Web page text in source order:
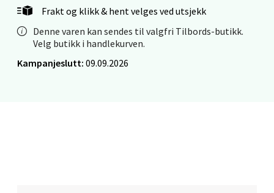
Frakt og klikk & hent velges ved utsjekk
Denne varen kan sendes til valgfri Tilbords-butikk.
Velg butikk i handlekurven.
Kampanjeslutt: 09.09.2026
Torget 1, 6413 Molde
Åpent i dag 10-20
0 i butikk